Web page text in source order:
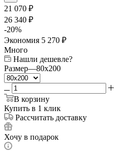
21 070 ₽
26 340 ₽
-20%
Экономия 5 270 ₽
Много
Нашли дешевле?
Размер—80x200
В корзину
Купить в 1 клик
Рассчитать доставку
Хочу в подарок